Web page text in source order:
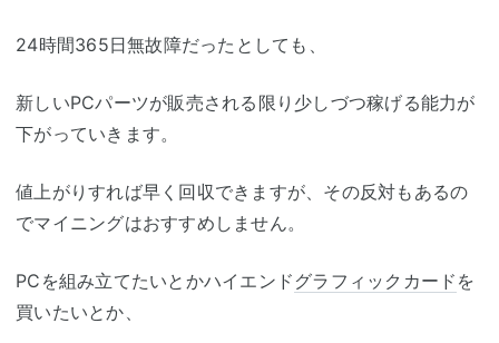
24時間365日無故障だったとしても、
新しいPCパーツが販売される限り少しづつ稼げる能力が
下がっていきます。
値上がりすれば早く回収できますが、その反対もあるの
でマイニングはおすすめしません。
PCを組み立てたいとかハイエンドグラフィックカード を
買いたいとか、